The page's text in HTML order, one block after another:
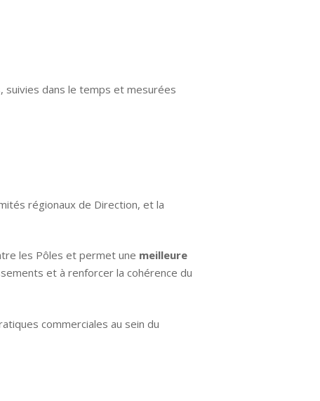
suivies dans le temps et mesurées
régionaux de Direction, et la
les Pôles et permet une meilleure
et à renforcer la cohérence du
commerciales au sein du